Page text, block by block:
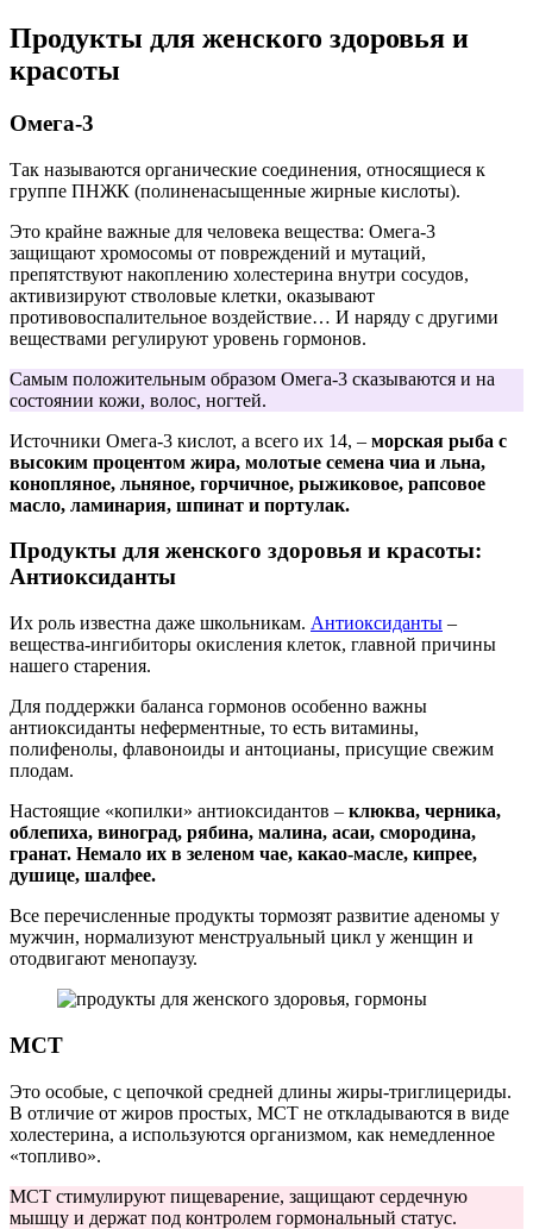
Продукты для женского здоровья и
красоты
Омега-3
Так называются органические соединения, относящиеся к
группе ПНЖК (полиненасыщенные жирные кислоты).
Это крайне важные для человека вещества: Омега-3
защищают хромосомы от повреждений и мутаций,
препятствуют накоплению холестерина внутри сосудов,
активизируют стволовые клетки, оказывают
противовоспалительное воздействие… И наряду с другими
веществами регулируют уровень гормонов.
Самым положительным образом Омега-3 сказываются и на
состоянии кожи, волос, ногтей.
Источники Омега-3 кислот, а всего их 14, – морская рыба с
высоким процентом жира, молотые семена чиа и льна,
конопляное, льняное, горчичное, рыжиковое, рапсовое
масло, ламинария, шпинат и портулак.
Продукты для женского здоровья и красоты:
Антиоксиданты
Их роль известна даже школьникам. Антиоксиданты –
вещества-ингибиторы окисления клеток, главной причины
нашего старения.
Для поддержки баланса гормонов особенно важны
антиоксиданты неферментные, то есть витамины,
полифенолы, флавоноиды и антоцианы, присущие свежим
плодам.
Настоящие «копилки» антиоксидантов – клюква, черника,
облепиха, виноград, рябина, малина, асаи, смородина,
гранат. Немало их в зеленом чае, какао-масле, кипрее,
душице, шалфее.
Все перечисленные продукты тормозят развитие аденомы у
мужчин, нормализуют менструальный цикл у женщин и
отодвигают менопаузу.
МСТ
Это особые, с цепочкой средней длины жиры-триглицериды.
В отличие от жиров простых, МСТ не откладываются в виде
холестерина, а используются организмом, как немедленное
«топливо».
МСТ стимулируют пищеварение, защищают сердечную
мышцу и держат под контролем гормональный статус.